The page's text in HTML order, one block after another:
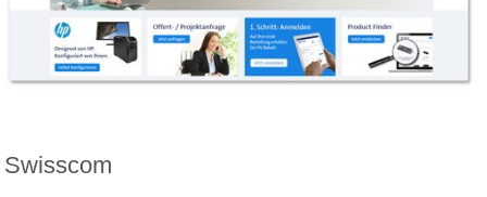
Swisscom